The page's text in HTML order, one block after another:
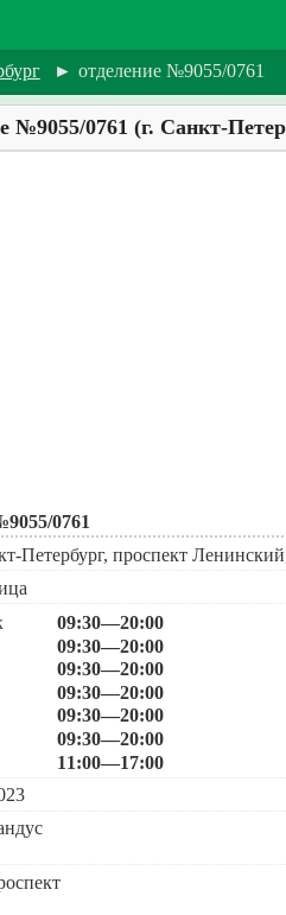
► отделение №9055/0761
№9055/0761 (г. Санкт-
0761
Петербург, проспект
09:30—20:00
09:30—20:00
09:30—20:00
09:30—20:00
09:30—20:00
09:30—20:00
11:00—17:00